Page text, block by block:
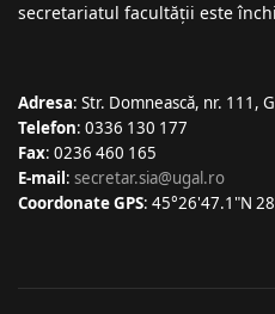
secretariatul facultății este
Adresa: Str. Domnească, nr. 111,
Telefon: 0336 130 177
Fax: 0236 460 165
E-mail: secretar.sia@ugal.ro
Coordonate GPS: 45°26'47.1"N